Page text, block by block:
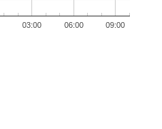
03:00 06:00 09:00